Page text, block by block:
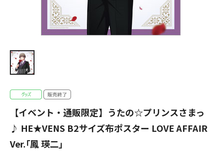
【イベント・通販限定】うたの☆プリンスさまっ
♪ HE★VENS B2サイズ布ポスター LOVE AFFAIR
Ver.｢鳳 瑛二｣